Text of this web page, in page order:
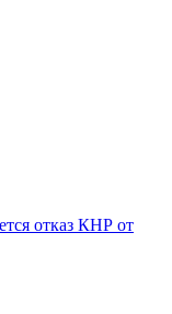
отказ КНР от